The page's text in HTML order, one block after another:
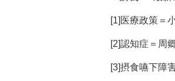
[1]医療政策＝
[2]認知症＝周
[3]摂食嚥下障